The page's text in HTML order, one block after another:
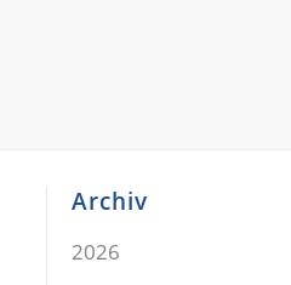
Archiv
2026